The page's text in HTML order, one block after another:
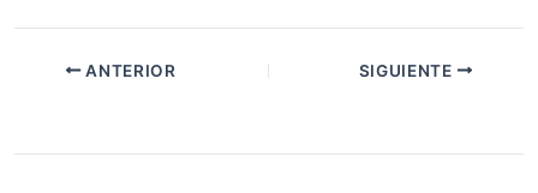
ANTERIOR SIGUIENTE